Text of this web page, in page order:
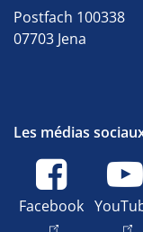
Postfach 100338
07703 Jena
Les médias
Facebook